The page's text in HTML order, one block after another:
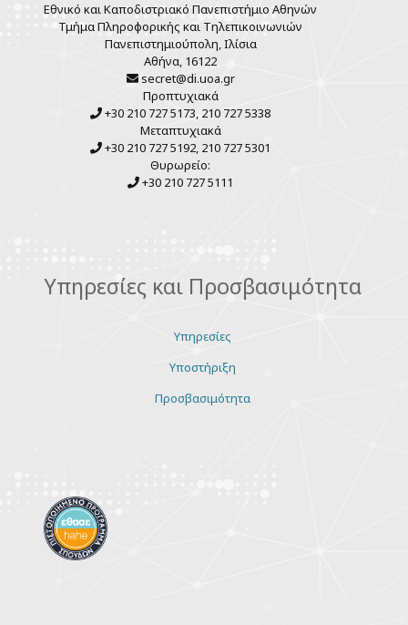
Εθνικό και Καποδιστριακό Πανεπιστήμιο Αθηνών
Τμήμα Πληροφορικής και Τηλεπικοινωνιών
Πανεπιστημιούπολη, Ιλίσια
Αθήνα, 16122
secret@di.uoa.gr
Προπτυχιακά
+30 210 727 5173, 210 727 5338
Μεταπτυχιακά
+30 210 727 5192, 210 727 5301
Θυρωρείο:
+30 210 727 5111
Υπηρεσίες και Προσβασιμότητα
Υπηρεσίες
Υποστήριξη
Προσβασιμότητα